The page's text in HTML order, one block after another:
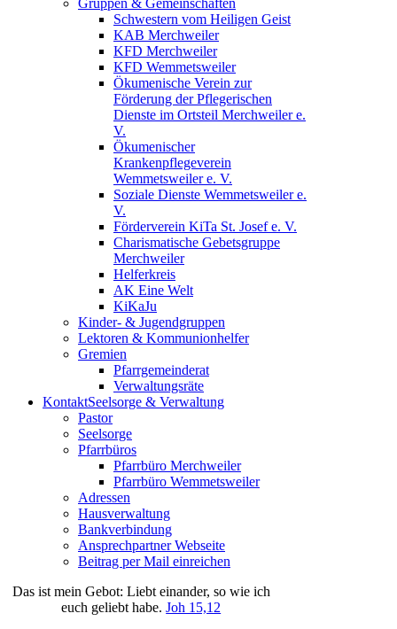
Gruppen & Gemeinschaften
Schwestern vom Heiligen Geist
KAB Merchweiler
KFD Merchweiler
KFD Wemmetsweiler
Ökumenische Verein zur
Förderung der Pflegerischen
Dienste im Ortsteil Merchweiler e.
V.
Ökumenischer
Krankenpflegeverein
Wemmetsweiler e. V.
Soziale Dienste Wemmetsweiler e.
V.
Förderverein KiTa St. Josef e. V.
Charismatische Gebetsgruppe
Merchweiler
Helferkreis
AK Eine Welt
KiKaJu
Kinder- & Jugendgruppen
Lektoren & Kommunionhelfer
Gremien
Pfarrgemeinderat
Verwaltungsräte
KontaktSeelsorge & Verwaltung
Pastor
Seelsorge
Pfarrbüros
Pfarrbüro Merchweiler
Pfarrbüro Wemmetsweiler
Adressen
Hausverwaltung
Bankverbindung
Ansprechpartner Webseite
Beitrag per Mail einreichen
Das ist mein Gebot: Liebt einander, so wie ich
euch geliebt habe.Joh 15,12